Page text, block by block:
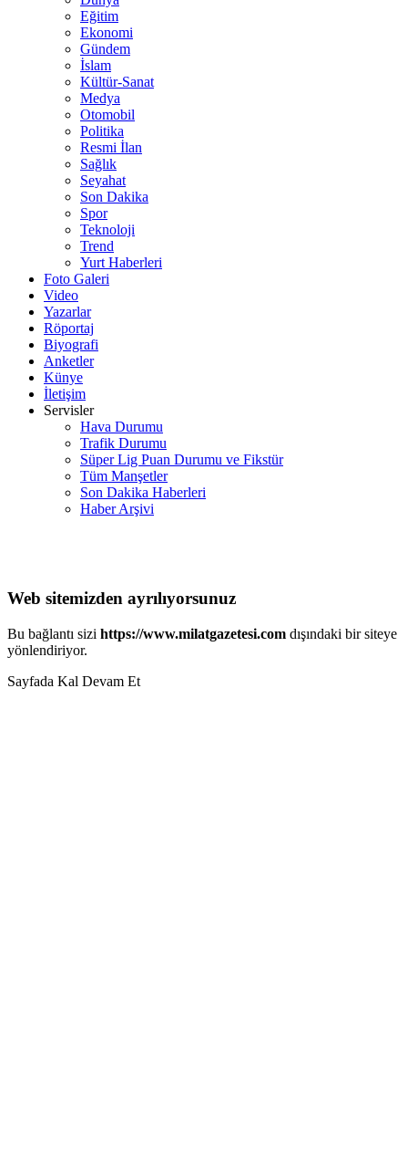
Eğitim
Ekonomi
Gündem
İslam
Kültür-Sanat
Medya
Otomobil
Politika
Resmi İlan
Sağlık
Seyahat
Son Dakika
Spor
Teknoloji
Trend
Yurt Haberleri
Foto Galeri
Video
Yazarlar
Röportaj
Biyografi
Anketler
Künye
İletişim
Servisler
Hava Durumu
Trafik Durumu
Süper Lig Puan Durumu ve Fikstür
Tüm Manşetler
Son Dakika Haberleri
Haber Arşivi
Web sitemizden ayrılıyorsunuz
Bu bağlantı sizi https://www.milatgazetesi.com dışındaki bir siteye
yönlendiriyor.
Sayfada Kal Devam Et